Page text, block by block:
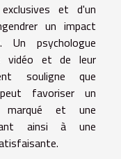
et d'un
un impact
Un psychologue
vidéo et de leur
souligne que
favoriser un
marqué et une
ainsi à une